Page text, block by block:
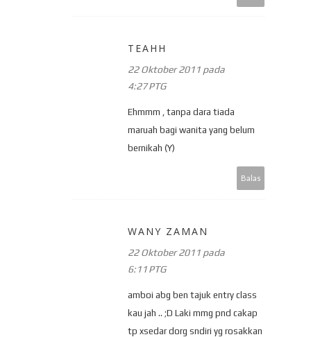
TEAHH
22 Oktober 2011 pada
4:27 PTG
Ehmmm , tanpa dara tiada
maruah bagi wanita yang belum
bernikah (Y)
Balas
WANY ZAMAN
22 Oktober 2011 pada
6:11 PTG
amboi abg ben tajuk entry class
kau jah .. ;D Laki mmg pnd cakap
tp xsedar dorg sndiri yg rosakkan